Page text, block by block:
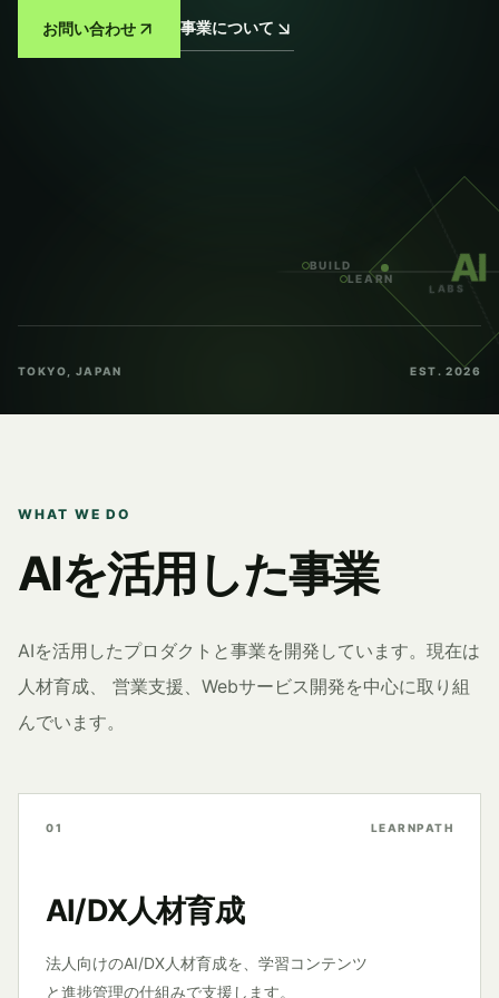
お問い合わせ 事業について
AI
LABS
LEARN
BUILD
TOKYO, JAPAN EST. 2026
WHAT WE DO
AIを活用した事業
AIを活用したプロダクトと事業を開発しています。現在は
人材育成、 営業支援、Webサービス開発を中心に取り組
んでいます。
01 LEARNPATH
AI/DX人材育成
法人向けのAI/DX人材育成を、学習コンテンツ
と進捗管理の仕組みで支援します。